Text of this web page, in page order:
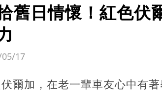
舊日情懷！紅色伏
17
爾加，在老一輩車友心中有